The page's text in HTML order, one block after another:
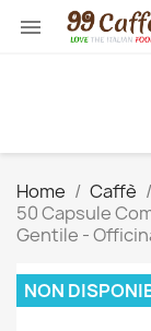

Home Caffè
50 Capsule
Gentile -
NON